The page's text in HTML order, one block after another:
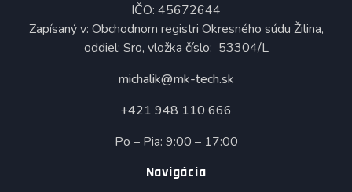
IČO: 45672644
Zapísaný v: Obchodnom registri Okresného súdu Žilina,
oddiel: Sro, vložka číslo: 53304/L
michalik@mk-tech.sk
+421 948 110 666
Po – Pia: 9:00 – 17:00
Navigácia